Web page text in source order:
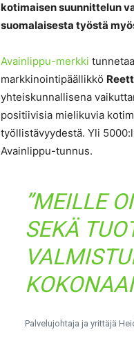
kotimaisen suunnittelun
suomalaisesta työstä
Avainlippu-merkki
markkinointipäällikkö
yhteiskunnallisena
positiivisia mielikuvia
työllistävyydestä. Yli
Avainlippu-tunnus.
”MEILLE
SEKÄ
Palvelujohtaja ja yrittäjä